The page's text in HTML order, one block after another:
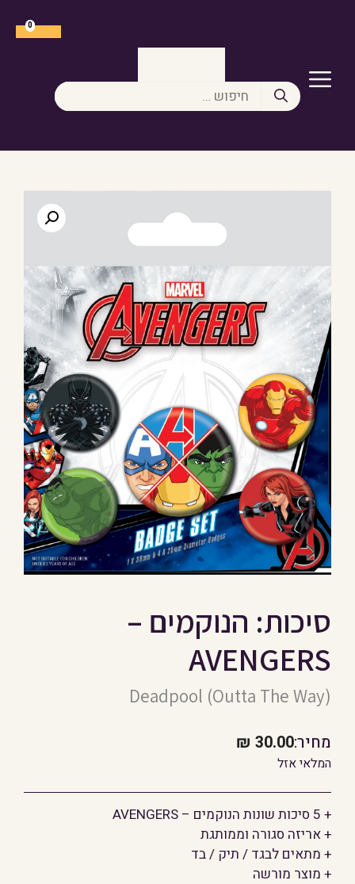
חיפוש:
0
תפריט
סיכות: הנוקמים –
AVENGERS
Deadpool (Outta The Way)
מחיר:30.00
₪
המלאי אזל
+ 5 סיכות שונות הנוקמים – AVENGERS
+ אריזה סגורה וממותגת
+ מתאים לבגד / תיק / בד
+ מוצר מורשה